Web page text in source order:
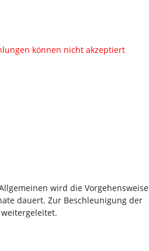
können nicht akzeptiert
wird die Vorgehensweise
dauert. Zur Beschleunigung der